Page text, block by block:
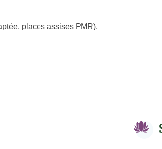
places assises PMR),